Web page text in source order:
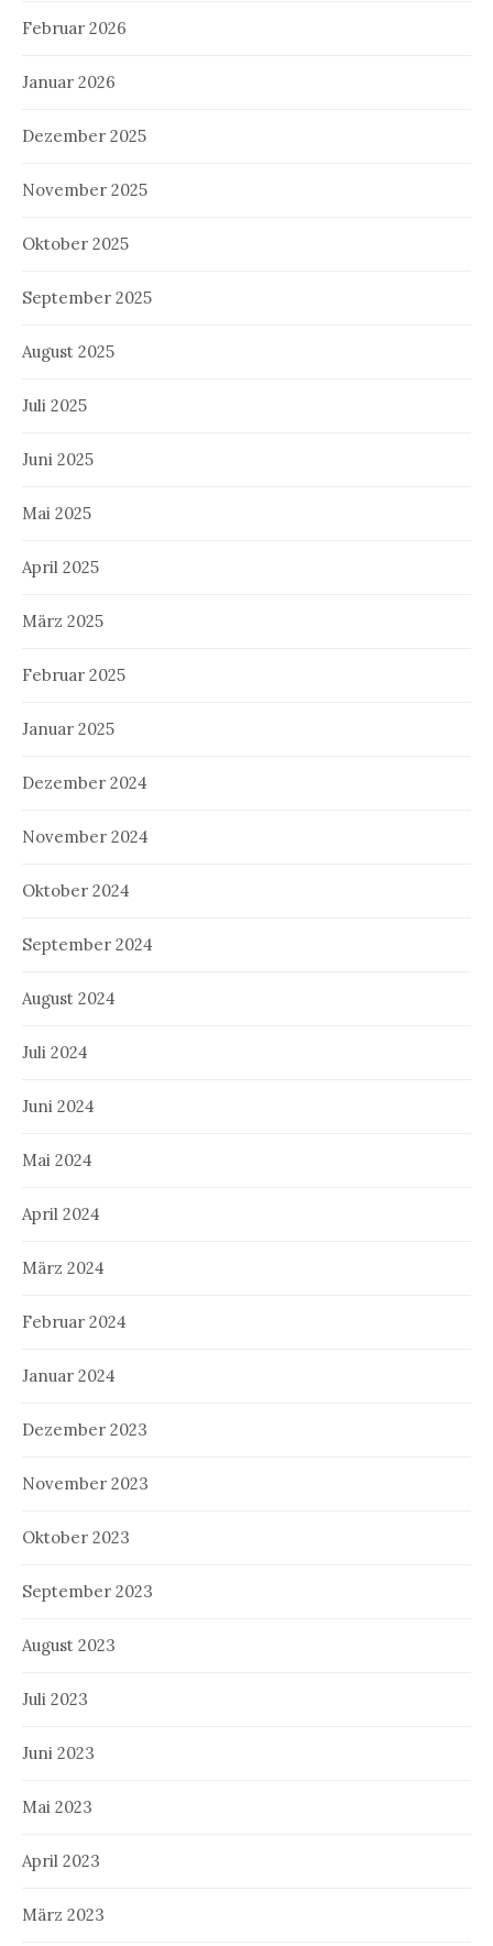
Februar 2026
Januar 2026
Dezember 2025
November 2025
Oktober 2025
September 2025
August 2025
Juli 2025
Juni 2025
Mai 2025
April 2025
März 2025
Februar 2025
Januar 2025
Dezember 2024
November 2024
Oktober 2024
September 2024
August 2024
Juli 2024
Juni 2024
Mai 2024
April 2024
März 2024
Februar 2024
Januar 2024
Dezember 2023
November 2023
Oktober 2023
September 2023
August 2023
Juli 2023
Juni 2023
Mai 2023
April 2023
März 2023